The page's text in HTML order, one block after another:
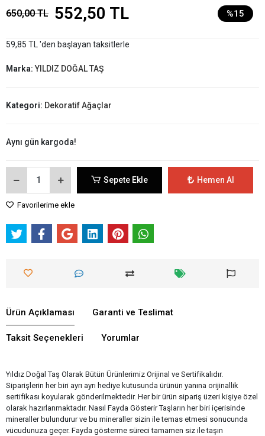
650,00 TL 552,50 TL %15
59,85 TL 'den başlayan taksitlerle
Marka:YILDIZ DOĞAL TAŞ
Kategori: Dekoratif Ağaçlar
Aynı gün kargoda!
Sepete Ekle Hemen Al
Favorilerime ekle
Ürün Açıklaması Garanti ve Teslimat
Taksit Seçenekleri Yorumlar
Yıldız Doğal Taş Olarak Bütün Ürünlerimiz Orijinal ve Sertifikalıdır.
Siparişlerin her biri ayrı ayrı hediye kutusunda ürünün yanına orijinallik
sertifikası koyularak gönderilmektedir. Her bir ürün sipariş üzeri kişiye özel
olarak hazırlanmaktadır. Nasıl Fayda Gösterir Taşların her biri içerisinde
mineraller bulundurur ve bu mineraller sizin ile temas etmesi sonucunda
vücudunuza geçer. Fayda gösterme süreci tamamen siz ile taşın